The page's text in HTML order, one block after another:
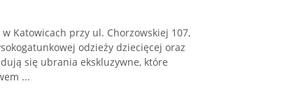
Katowicach przy ul. Chorzowskiej 107,
odzieży dziecięcej oraz
się ubrania ekskluzywne, które
...